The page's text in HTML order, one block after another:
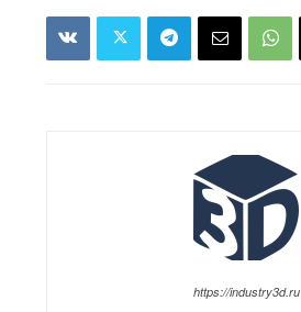
https://industry3d.ru